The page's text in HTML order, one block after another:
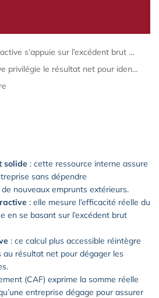
La méthode soustractive s’appuie sur l’excédent brut d’exploitation pour évaluer la gestion
La méthode additive privilégie le résultat net pour identifier les ressources disponibles
solide : cette ressource interne assure
sans dépendre
nouveaux emprunts extérieurs.
: elle mesure l’efficacité réelle du
en se basant sur l’excédent brut
: ce calcul plus accessible réintègre
au résultat net pour dégager les
(CAF) exprime la somme réelle
entreprise dégage pour assurer